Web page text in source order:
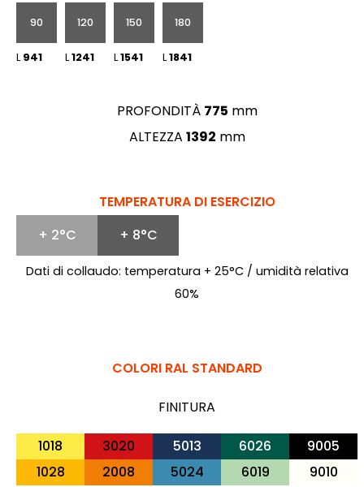
90
L941
120
L1241
150
L1541
180
L1841
PROFONDITÀ 775 mm
ALTEZZA 1392 mm
TEMPERATURA DI ESERCIZIO
+ 2°C
+ 8°C
Dati di collaudo: temperatura + 25°C / umidità relativa
60%
COLORI RAL STANDARD
FINITURA
1018 3020 5013 6026
9005
1028
2008 5024 6019 9010